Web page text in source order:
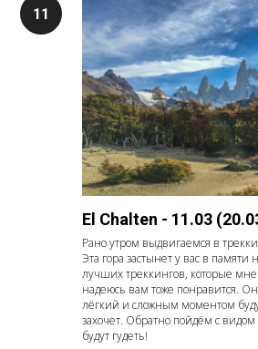
El Chalten - 11.03
Рано утром выдвигаемся в
Эта гора застынет у вас в памяти
лучших треккингов, которые мне
надеюсь вам тоже понравится.
лёгкий и сложным моментом буду
захочет. Обратно пойдём с
будут гудеть!